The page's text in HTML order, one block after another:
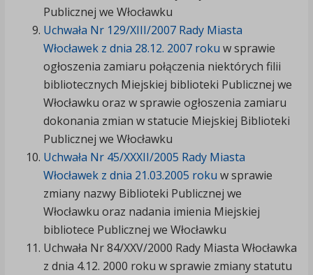
Publicznej we Włocławku
Uchwała Nr 129/XIII/2007 Rady Miasta
Włocławek z dnia 28.12. 2007 roku w sprawie
ogłoszenia zamiaru połączenia niektórych filii
bibliotecznych Miejskiej biblioteki Publicznej we
Włocławku oraz w sprawie ogłoszenia zamiaru
dokonania zmian w statucie Miejskiej Biblioteki
Publicznej we Włocławku
Uchwała Nr 45/XXXII/2005 Rady Miasta
Włocławek z dnia 21.03.2005 roku w sprawie
zmiany nazwy Biblioteki Publicznej we
Włocławku oraz nadania imienia Miejskiej
bibliotece Publicznej we Włocławku
Uchwała Nr 84/XXV/2000 Rady Miasta Włocławka
z dnia 4.12. 2000 roku w sprawie zmiany statutu